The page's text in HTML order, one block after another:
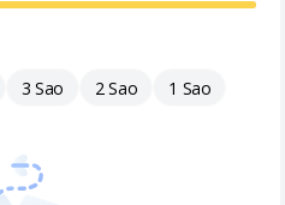
3 Sao 2 Sao 1 Sao